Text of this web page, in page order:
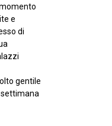
e
di
gentile
settimana